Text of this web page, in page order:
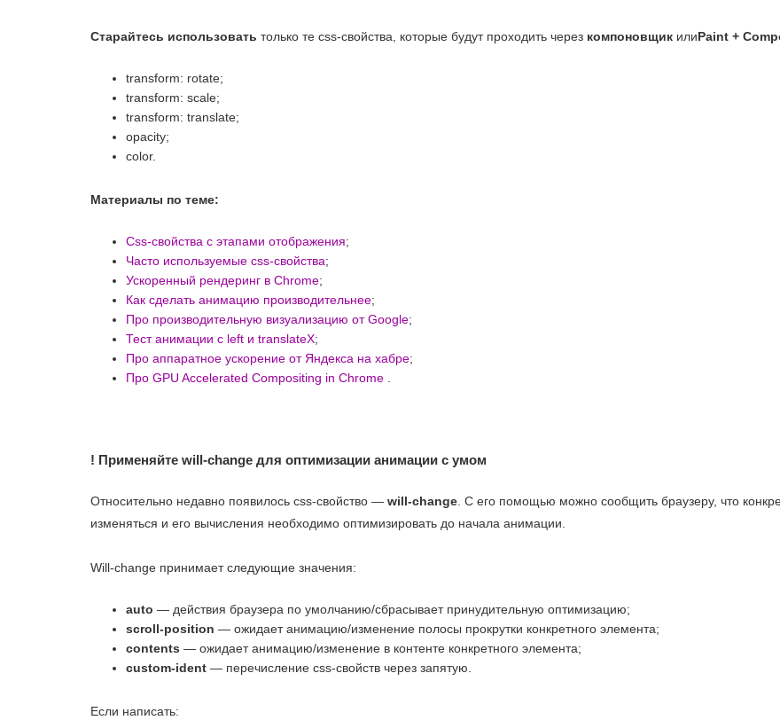
Старайтесь использовать только те css-свойства, которые будут проходить через компоновщик илиPaint +
transform: rotate;
transform: scale;
transform: translate;
opacity;
color.
Материалы по теме:
Css-свойства с этапами отображения;
Часто используемые css-свойства;
Ускоренный рендеринг в Chrome;
Как сделать анимацию производительнее;
Про производительную визуализацию от Google;
Тест анимации с left и translateX;
Про аппаратное ускорение от Яндекса на хабре;
Про GPU Accelerated Compositing in Chrome
! Применяйте will-change для оптимизации анимации с умом
Относительно недавно появилось css-свойство — will-change . С его помощью можно сообщить браузеру, что
изменяться и его вычисления необходимо оптимизировать до начала анимации.
Will-change принимает следующие значения:
auto — действия браузера по умолчанию/сбрасывает принудительную оптимизацию;
scroll-position — ожидает анимацию/изменение полосы прокрутки конкретного элемента;
contents — ожидает анимацию/изменение в контенте конкретного элемента;
custom-ident — перечисление css-свойств через запятую.
Если написать: